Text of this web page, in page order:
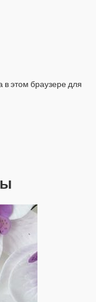
в этом браузере для